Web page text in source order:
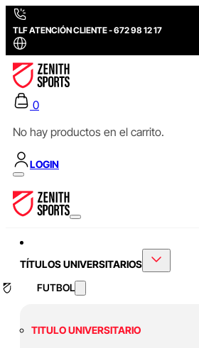
TLF ATENCIÓN CLIENTE - 672 98 12 17
0
No hay productos en el carrito.
LOGIN
TÍTULOS UNIVERSITARIOS
FUTBOL
TITULO UNIVERSITARIO